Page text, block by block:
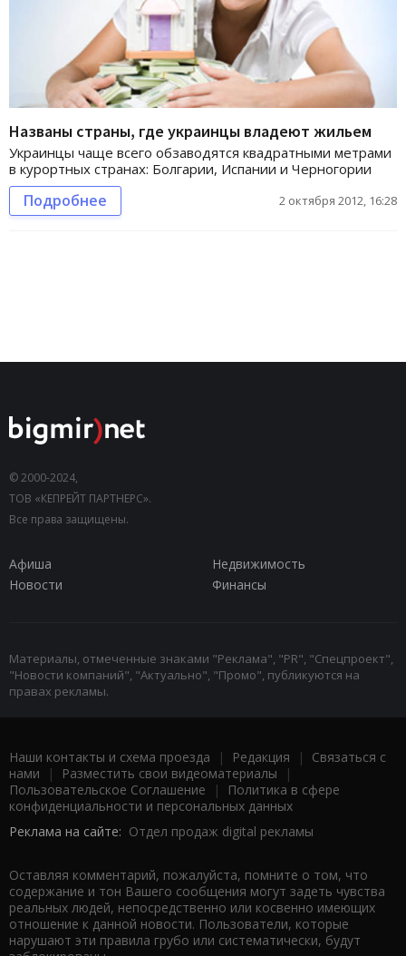
Названы страны, где украинцы владеют жильем
Украинцы чаще всего обзаводятся квадратными метрами
в курортных странах: Болгарии, Испании и Черногории
Подробнее 2 октября 2012, 16:28
© 2000-2024,
ТОВ «КЕПРЕЙТ ПАРТНЕРС».
Все права защищены.
Афиша
Недвижимость
Новости
Финансы
Материалы, отмеченные знаками "Реклама", "PR", "Спецпроект",
"Новости компаний", "Актуально", "Промо", публикуются на
правах рекламы.
Наши контакты и схема проезда | Редакция | Связаться с
нами | Разместить свои видеоматериалы |
Пользовательское Соглашение |
Политика в сфере
конфиденциальности и персональных данных
Реклама на сайте: Отдел продаж digital рекламы
Оставляя комментарий, пожалуйста, помните о том, что
содержание и тон Вашего сообщения могут задеть чувства
реальных людей, непосредственно или косвенно имеющих
отношение к данной новости. Пользователи, которые
нарушают эти правила грубо или систематически, будут